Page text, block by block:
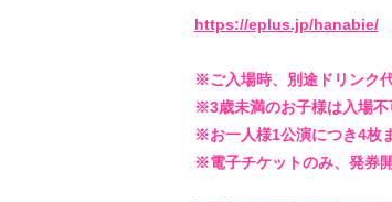
https://eplus.jp/hanabie/
※ご入場時、別途ドリンク
※3歳未満のお子様は入場
※お一人様1公演につき4枚
※電子チケットのみ、発券